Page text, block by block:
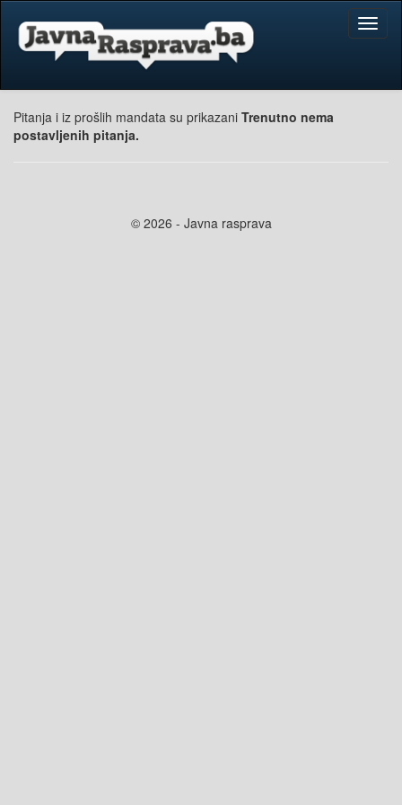
Pitanja i iz prošlih mandata su prikazani Trenutno nema
postavljenih pitanja.
© 2026 - Javna rasprava